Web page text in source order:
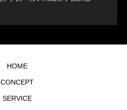
HOME
CONCEPT
SERVICE